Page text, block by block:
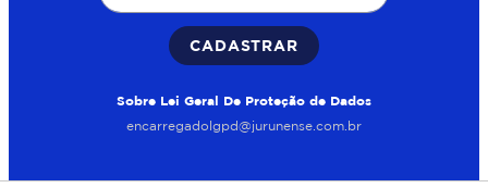
CADASTRAR
Sobre Lei Geral De Proteção de Dados
encarregadolgpd@jurunense.com.br